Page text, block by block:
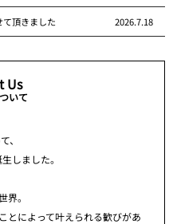
て頂きました 2026.7.18
Us
いて
、
しました。
。
とによって叶えられる歓びがあ